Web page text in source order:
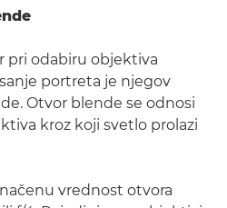
pri odabiru objektiva
portreta je njegov
Otvor blende se odnosi
kroz koji svetlo prolazi
vrednost otvora